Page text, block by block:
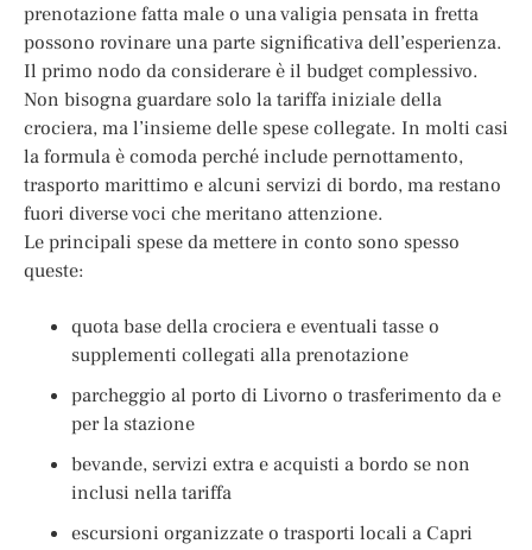
prenotazione fatta male o una valigia pensata in fretta
possono rovinare una parte significativa dell’esperienza.
Il primo nodo da considerare è il budget complessivo.
Non bisogna guardare solo la tariffa iniziale della
crociera, ma l’insieme delle spese collegate. In molti casi
la formula è comoda perché include pernottamento,
trasporto marittimo e alcuni servizi di bordo, ma restano
fuori diverse voci che meritano attenzione.
Le principali spese da mettere in conto sono spesso
queste:
quota base della crociera e eventuali tasse o
supplementi collegati alla prenotazione
parcheggio al porto di Livorno o trasferimento da e
per la stazione
bevande, servizi extra e acquisti a bordo se non
inclusi nella tariffa
escursioni organizzate o trasporti locali a Capri